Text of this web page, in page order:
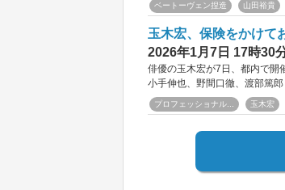
ベートーヴェン捏造 山田裕貴
玉木宏、保険をかけて
2026年1月7日 17時30
俳優の玉木宏が7日、都内で開
小手伸也、野間口徹、渡部篤
プロフェッショナル... 玉木宏